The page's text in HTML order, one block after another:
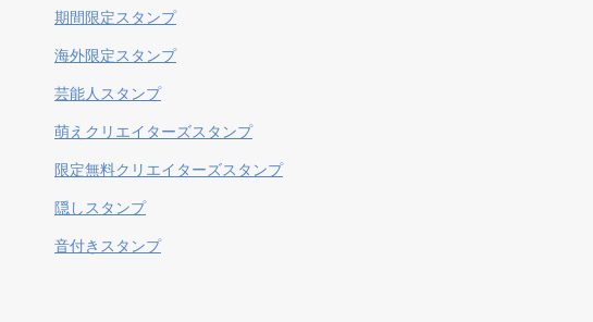
期間限定スタンプ
海外限定スタンプ
芸能人スタンプ
萌えクリエイターズスタンプ
限定無料クリエイターズスタンプ
隠しスタンプ
音付きスタンプ